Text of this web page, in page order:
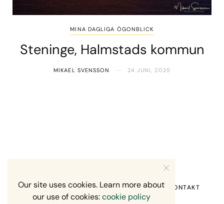
MINA DAGLIGA ÖGONBLICK
Steninge, Halmstads kommun
MIKAEL SVENSSON 24 JUNI, 2025
HEM OM MIG RECENSION OM MIG KONTAKT
Our site uses cookies. Learn more about
our use of cookies:cookie policy